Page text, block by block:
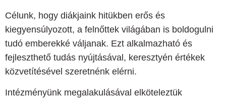
Célunk, hogy diákjaink hitükben erős és
kiegyensúlyozott, a felnőttek világában is boldogulni
tudó emberekké váljanak. Ezt alkalmazható és
fejleszthető tudás nyújtásával, keresztyén értékek
közvetítésével szeretnénk elérni.
Intézményünk megalakulásával elköteleztük